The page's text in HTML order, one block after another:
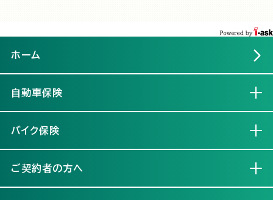
ホーム
自動車保険
バイク保険
ご契約者の方へ